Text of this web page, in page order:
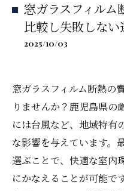
窓ガラスフィルム
比較し失敗しない
2025/10/03
窓ガラスフィルム断熱の
りませんか？鹿児島県の
には台風など、地域特有
な影響を与えています。
選ぶことで、快適な室内
にかなえることが可能で